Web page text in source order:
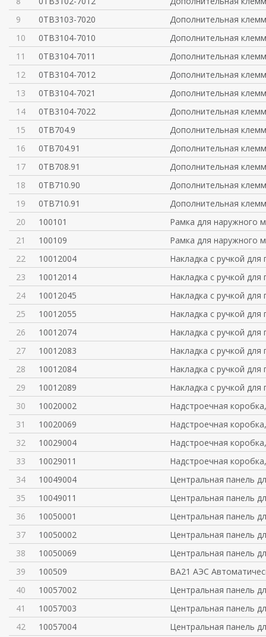
9
0TB3103-7020
Дополнительная
10
0TB3104-7010
Дополнительная
11
0TB3104-7011
Дополнительная
12
0TB3104-7012
Дополнительная
13
0TB3104-7021
Дополнительная
14
0TB3104-7022
Дополнительная
15
0TB704.9
Дополнительная
16
0TB704.91
Дополнительная
17
0TB708.91
Дополнительная
18
0TB710.90
Дополнительная
19
0TB710.91
Дополнительная
20
100101
Рамка для наружного
21
100109
Рамка для наружного
22
10012004
Накладка с ручкой для
23
10012014
Накладка с ручкой для
24
10012045
Накладка с ручкой для
25
10012055
Накладка с ручкой для
26
10012074
Накладка с ручкой для
27
10012083
Накладка с ручкой для
28
10012084
Накладка с ручкой для
29
10012089
Накладка с ручкой для
30
10020002
Надстроечная
31
10020069
Надстроечная
32
10029004
Надстроечная
33
10029011
Надстроечная
34
10049004
Центральная панель
35
10049011
Центральная панель
36
10050001
Центральная панель
37
10050002
Центральная панель
38
10050069
Центральная панель
39
100509
ВА21 АЭС
40
10057002
Центральная панель
41
10057003
Центральная панель
42
10057004
Центральная панель